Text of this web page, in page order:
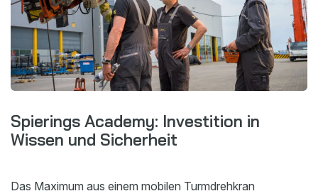
Spierings Academy: Investition in
Wissen und Sicherheit
Das Maximum aus einem mobilen Turmdrehkran